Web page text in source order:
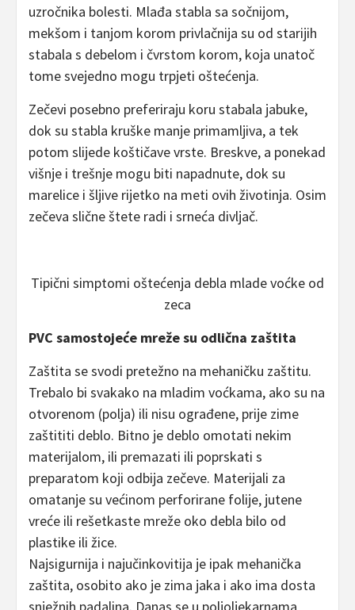
uzročnika bolesti. Mlađa stabla sa sočnijom,
mekšom i tanjom korom privlačnija su od starijih
stabala s debelom i čvrstom korom, koja unatoč
tome svejedno mogu trpjeti oštećenja.
Zečevi posebno preferiraju koru stabala jabuke,
dok su stabla kruške manje primamljiva, a tek
potom slijede koštičave vrste. Breskve, a ponekad
višnje i trešnje mogu biti napadnute, dok su
marelice i šljive rijetko na meti ovih životinja. Osim
zečeva slične štete radi i srneća divljač.
Tipični simptomi oštećenja debla mlade voćke od
zeca
PVC samostojeće mreže su odlična zaštita
Zaštita se svodi pretežno na mehaničku zaštitu.
Trebalo bi svakako na mladim voćkama, ako su na
otvorenom (polja) ili nisu ograđene, prije zime
zaštititi deblo. Bitno je deblo omotati nekim
materijalom, ili premazati ili poprskati s
preparatom koji odbija zečeve. Materijali za
omatanje su većinom perforirane folije, jutene
vreće ili rešetkaste mreže oko debla bilo od
plastike ili žice.
Najsigurnija i najučinkovitija je ipak mehanička
zaštita, osobito ako je zima jaka i ako ima dosta
snježnih padalina. Danas se u poljoljekarnama